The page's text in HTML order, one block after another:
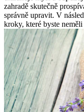
zahradě skutečně
správně upravit. V
kroky, které byste